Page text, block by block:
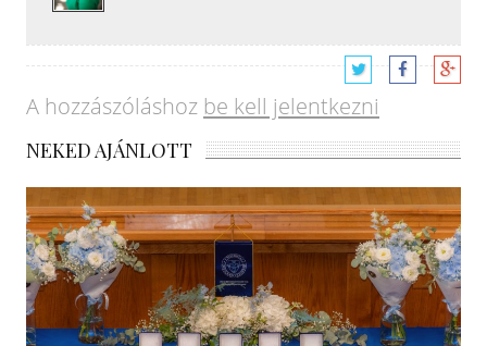
A hozzászóláshoz be kell jelentkezni
NEKED AJÁNLOTT